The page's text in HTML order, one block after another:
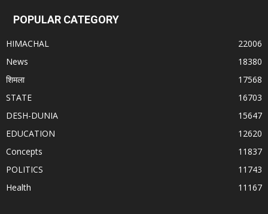
POPULAR CATEGORY
HIMACHAL
22006
News
18380
शिमला
17568
STATE
16703
DESH-DUNIA
15647
EDUCATION
12620
Concepts
11837
POLITICS
11743
Health
11167